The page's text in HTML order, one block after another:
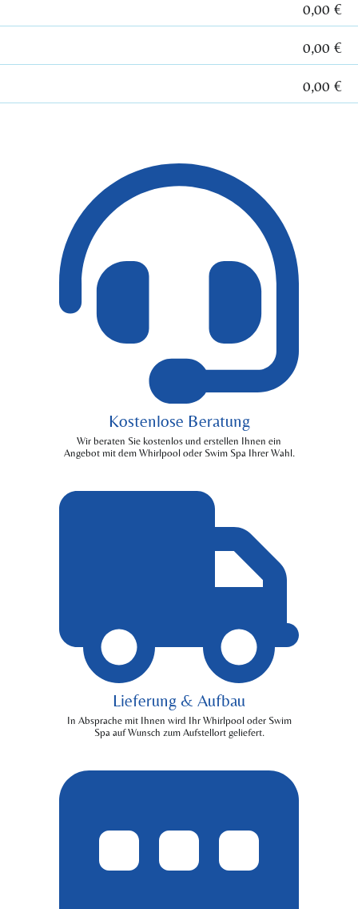
0,00 €
0,00 €
0,00 €
Kostenlose Beratung
Wir beraten Sie kostenlos und erstellen Ihnen ein
Angebot mit dem Whirlpool oder Swim Spa Ihrer Wahl.
Lieferung & Aufbau
In Absprache mit Ihnen wird Ihr Whirlpool oder Swim
Spa auf Wunsch zum Aufstellort geliefert.